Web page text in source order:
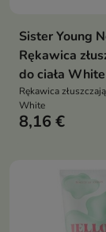
Sister Young
Rękawica
do ciała
Rękawica
White
8,16 €